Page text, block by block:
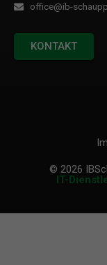
office@ib-
KONTAKT
© 2026
IT-